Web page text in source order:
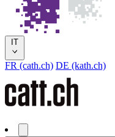
IT
FR (cath.ch) DE (kath.ch)